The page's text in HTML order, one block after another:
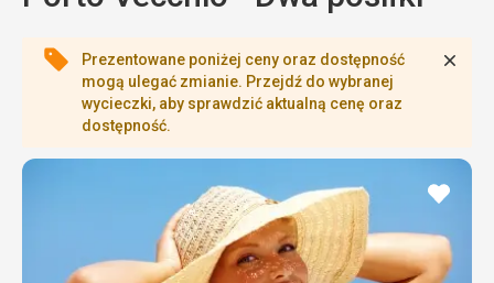
Prezentowane poniżej ceny oraz dostępność
mogą ulegać zmianie. Przejdź do wybranej
wycieczki, aby sprawdzić aktualną cenę oraz
dostępność.
dodaj